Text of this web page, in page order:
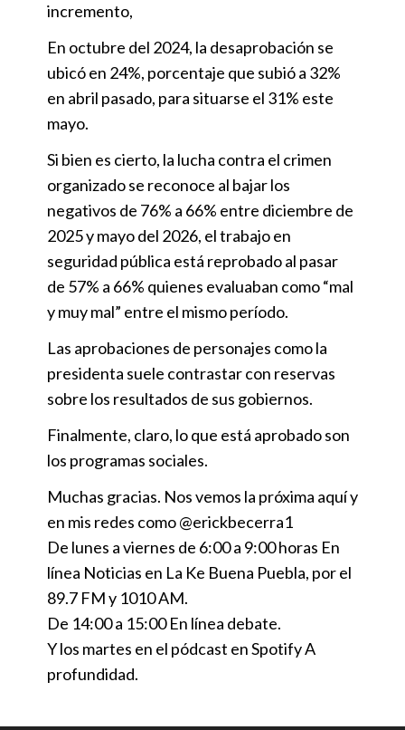
incremento,
En octubre del 2024, la desaprobación se
ubicó en 24%, porcentaje que subió a 32%
en abril pasado, para situarse el 31% este
mayo.
Si bien es cierto, la lucha contra el crimen
organizado se reconoce al bajar los
negativos de 76% a 66% entre diciembre de
2025 y mayo del 2026, el trabajo en
seguridad pública está reprobado al pasar
de 57% a 66% quienes evaluaban como “mal
y muy mal” entre el mismo período.
Las aprobaciones de personajes como la
presidenta suele contrastar con reservas
sobre los resultados de sus gobiernos.
Finalmente, claro, lo que está aprobado son
los programas sociales.
Muchas gracias. Nos vemos la próxima aquí y
en mis redes como @erickbecerra1
De lunes a viernes de 6:00 a 9:00 horas En
línea Noticias en La Ke Buena Puebla, por el
89.7 FM y 1010 AM.
De 14:00 a 15:00 En línea debate.
Y los martes en el pódcast en Spotify A
profundidad.